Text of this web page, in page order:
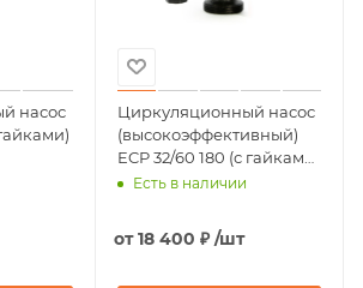
насос
Циркуляционный насос
(высокоэффективный)
ECP 32/60 180 (с гайками)
Uni-Fitt
Есть в наличии
от18 400 ₽ /шт